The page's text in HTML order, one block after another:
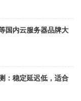
国内云服务器品牌大
：稳定延迟低，适合